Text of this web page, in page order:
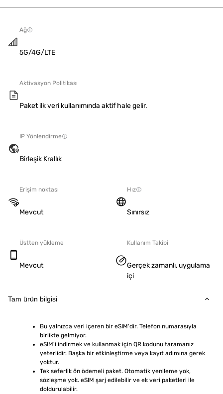
Ağ
5G/4G/LTE
Aktivasyon Politikası
Paket ilk veri kullanımında aktif hale gelir.
IP Yönlendirme
Birleşik Krallık
Erişim noktası
Mevcut
Hız
Sınırsız
Üstten yükleme
Mevcut
Kullanım Takibi
Gerçek zamanlı, uygulama
içi
Tam ürün bilgisi
Bu yalnızca veri içeren bir eSIM'dir. Telefon numarasıyla
birlikte gelmiyor.
eSIM'i indirmek ve kullanmak için QR kodunu taramanız
yeterlidir. Başka bir etkinleştirme veya kayıt adımına gerek
yoktur.
Tek seferlik ön ödemeli paket. Otomatik yenileme yok,
sözleşme yok. eSIM şarj edilebilir ve ek veri paketleri ile
doldurulabilir.